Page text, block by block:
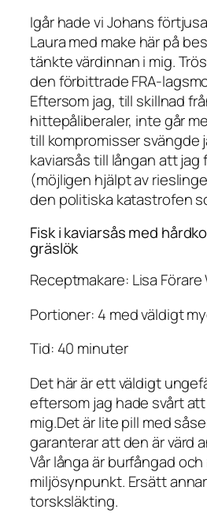
Igår hade vi Johans
Laura med make här på
tänkte värdinnan i mig.
den förbittrade FRA-
Eftersom jag, till skillnad
hittepåliberaler, inte går
till kompromisser svängde
kaviarsås till långan att
(möjligen hjälpt av
den politiska katastrofen
Fisk i kaviarsås med
gräslök
Receptmakare: Lisa
Portioner: 4 med väldigt
Tid: 40 minuter
Det här är ett väldigt
eftersom jag hade svårt
mig.Det är lite pill med
garanterar att den är värd
Vår långa är burfångad
miljösynpunkt. Ersätt
torsksläkting.